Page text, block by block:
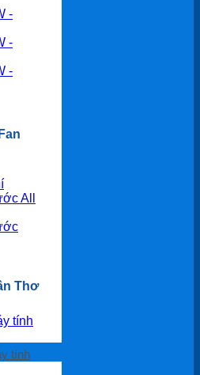
-
-
-
All
Thơ
tính
tính